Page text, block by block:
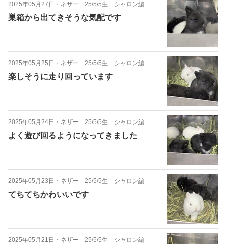
2025年05月27日 ・ ネザー 25/5/5生 シャロン編
巣箱から出てきそうな気配です
2025年05月25日 ・ ネザー 25/5/5生 シャロン編
楽しそうに走り回っています
2025年05月24日 ・ ネザー 25/5/5生 シャロン編
よく遊び回るようになってきました
2025年05月23日 ・ ネザー 25/5/5生 シャロン編
てちてちかわいいです
2025年05月21日 ・ ネザー 25/5/5生 シャロン編